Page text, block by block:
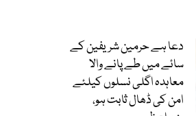
دعا ہے حرمین شریفین کے
سائے میں طے پانے والا
معاہدہ اگلی نسلوں کیلئے
امن کی ڈھال ثابت ہو،